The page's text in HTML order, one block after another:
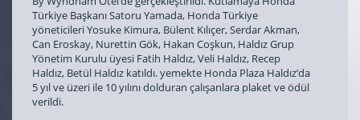
Türkiye Başkanı Satoru Yamada, Honda Türkiye
yöneticileri Yosuke Kimura, Bülent Kılıçer, Serdar Akman,
Can Eroskay, Nurettin Gök, Hakan Coşkun, Haldız Grup
Yönetim Kurulu üyesi Fatih Haldız, Veli Haldız, Recep
Haldız, Betül Haldız katıldı. yemekte Honda Plaza Haldız’da
5 yıl ve üzeri ile 10 yılını dolduran çalışanlara plaket ve ödül
verildi.